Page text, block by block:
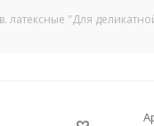
латексные "Для